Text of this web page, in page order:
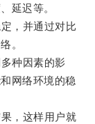
延迟等。
，并通过对比
。
种因素的影
网络环境的稳
，这样用户就